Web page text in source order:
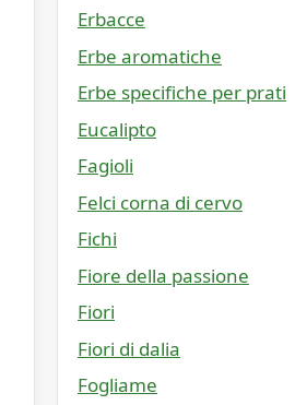
Erbacce
Erbe aromatiche
Erbe specifiche per prati
Eucalipto
Fagioli
Felci corna di cervo
Fichi
Fiore della passione
Fiori
Fiori di dalia
Fogliame